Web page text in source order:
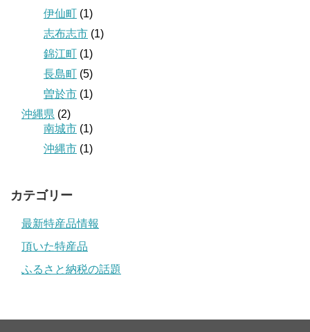
伊仙町 (1)
志布志市 (1)
錦江町 (1)
長島町 (5)
曽於市 (1)
沖縄県 (2)
南城市 (1)
沖縄市 (1)
カテゴリー
最新特産品情報
頂いた特産品
ふるさと納税の話題